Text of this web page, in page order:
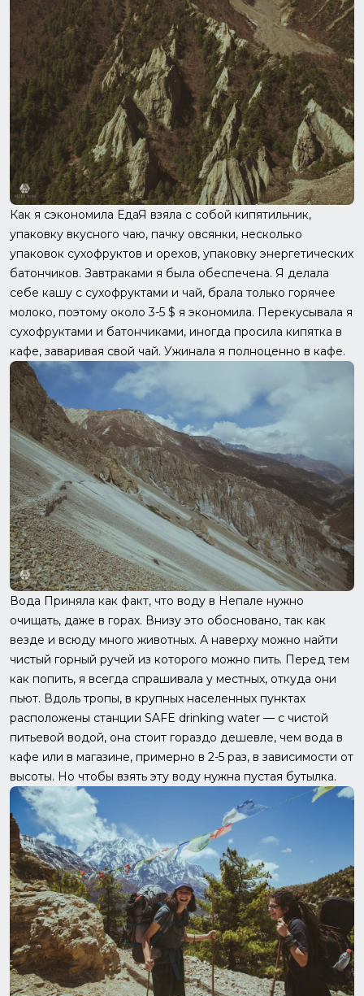
Как я сэкономила ЕдаЯ взяла с собой кипятильник,
упаковку вкусного чаю, пачку овсянки, несколько
упаковок сухофруктов и орехов, упаковку энергетических
батончиков. Завтраками я была обеспечена. Я делала
себе кашу с сухофруктами и чай, брала только горячее
молоко, поэтому около 3-5 $ я экономила. Перекусывала я
сухофруктами и батончиками, иногда просила кипятка в
кафе, заваривая свой чай. Ужинала я полноценно в кафе.
Вода Приняла как факт, что воду в Непале нужно
очищать, даже в горах. Внизу это обосновано, так как
везде и всюду много животных. А наверху можно найти
чистый горный ручей из которого можно пить. Перед тем
как попить, я всегда спрашивала у местных, откуда они
пьют. Вдоль тропы, в крупных населенных пунктах
расположены станции SAFE drinking water — с чистой
питьевой водой, она стоит гораздо дешевле, чем вода в
кафе или в магазине, примерно в 2-5 раз, в зависимости от
высоты. Но чтобы взять эту воду нужна пустая бутылка.